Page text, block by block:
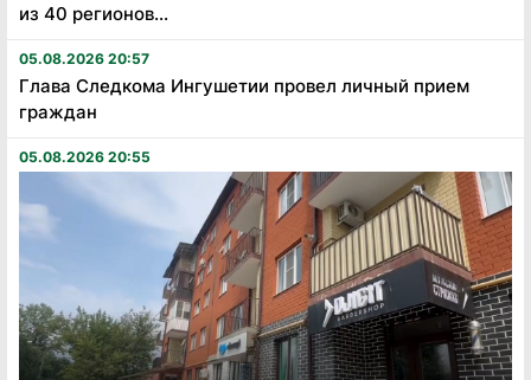
из 40 регионов...
05.08.2026 20:57
Глава Следкома Ингушетии провел личный прием
граждан
05.08.2026 20:55